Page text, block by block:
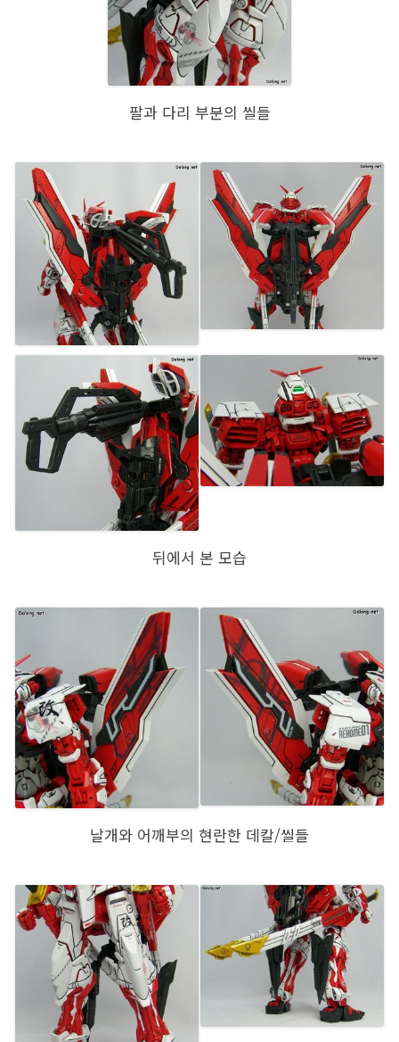
팔과 다리 부분의 씰들
뒤에서 본 모습
날개와 어깨부의 현란한 데칼/씰들